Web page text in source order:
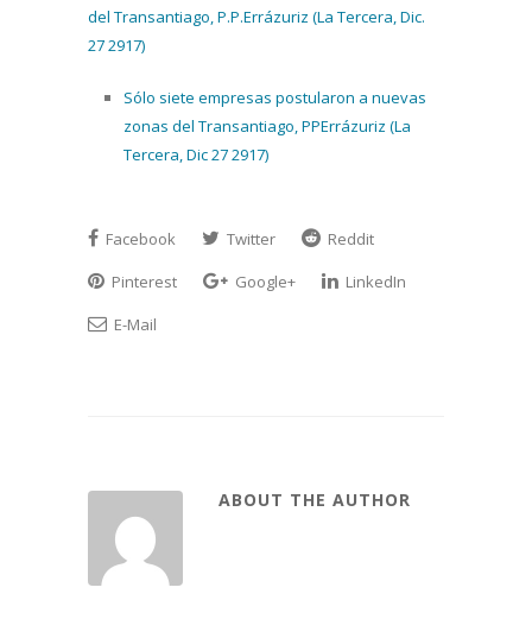
del Transantiago, P.P.Errázuriz (La Tercera, Dic.
27 2917)
Sólo siete empresas postularon a nuevas
zonas del Transantiago, PPErrázuriz (La
Tercera, Dic 27 2917)
Facebook Twitter
Reddit
Pinterest
Google+
LinkedIn
E-Mail
ABOUT THE AUTHOR